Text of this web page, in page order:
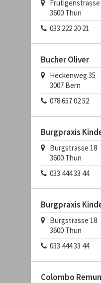
Frutigenstrasse
3600 Thun
033 222 20 21
Bucher Oliver
Heckenweg 35
3007 Bern
078 657 02 52
Burgpraxis
Burgstrasse 18
3600 Thun
033 444 33 44
Burgpraxis
Burgstrasse 18
3600 Thun
033 444 33 44
Colombo